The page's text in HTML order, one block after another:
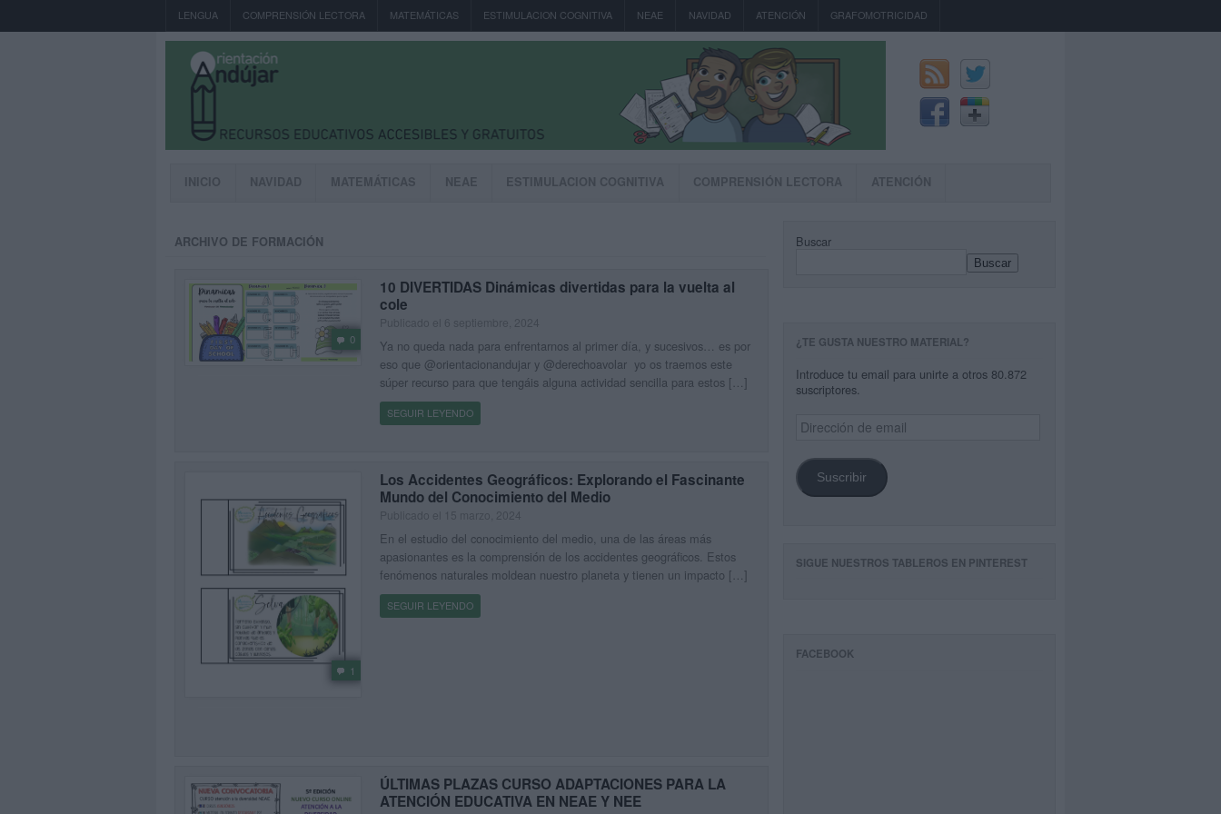
LENGUA COMPRENSIÓN LECTORA MATEMÁTICAS ESTIMULACION COGNITIVA NEAE NAVIDAD ATENCIÓN GRAFOMOTRICIDAD
INICIO NAVIDAD MATEMÁTICAS NEAE ESTIMULACION COGNITIVA COMPRENSIÓN LECTORA ATENCIÓN
ARCHIVO DE FORMACIÓN
0
10 DIVERTIDAS Dinámicas divertidas para la vuelta al
cole
Ya no queda nada para enfrentarnos al primer día, y sucesivos… es por
eso que @orientacionandujar y @derechoavolar yo os traemos este
súper recurso para que tengáis alguna actividad sencilla para estos […]
SEGUIR LEYENDO
1
Los Accidentes Geográficos: Explorando el Fascinante
Mundo del Conocimiento del Medio
En el estudio del conocimiento del medio, una de las áreas más
apasionantes es la comprensión de los accidentes geográficos. Estos
fenómenos naturales moldean nuestro planeta y tienen un impacto […]
SEGUIR LEYENDO
ÚLTIMAS PLAZAS CURSO ADAPTACIONES PARA LA
ATENCIÓN EDUCATIVA EN NEAE Y NEE
Buscar
Buscar
¿TE GUSTA NUESTRO MATERIAL?
Introduce tu email para unirte a otros 80.872
suscriptores.
Dirección
de
Suscribir
SIGUE NUESTROS TABLEROS EN PINTEREST
FACEBOOK